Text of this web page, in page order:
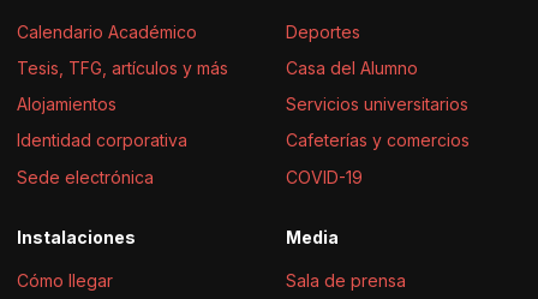
Calendario Académico
Tesis, TFG, artículos y más
Alojamientos
Identidad corporativa
Sede electrónica
Deportes
Casa del Alumno
Servicios universitarios
Cafeterías y comercios
COVID-19
Instalaciones
Cómo llegar
Media
Sala de prensa